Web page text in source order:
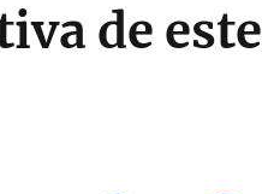
de este